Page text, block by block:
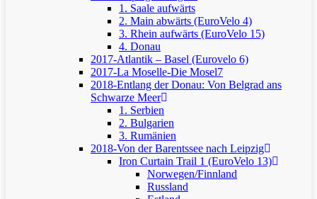
1. Saale aufwärts
2. Main abwärts (EuroVelo 4)
3. Rhein aufwärts (EuroVelo 15)
4. Donau
2017-Atlantik – Basel (Eurovelo 6)
2017-La Moselle-Die Mosel7
2018-Entlang der Donau: Von Belgrad ans
Schwarze Meer
1. Serbien
2. Bulgarien
3. Rumänien
2018-Von der Barentssee nach Leipzig
Iron Curtain Trail 1 (EuroVelo 13)
Norwegen/Finnland
Russland